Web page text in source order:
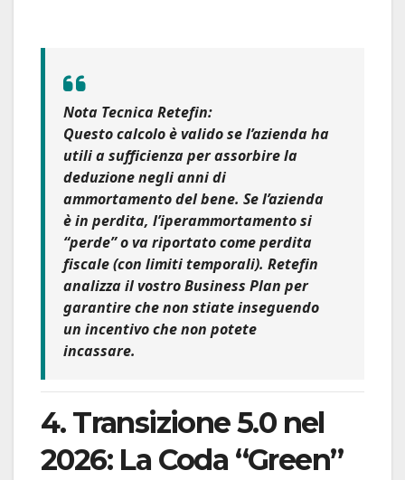
Nota Tecnica Retefin:
Questo calcolo è valido se l’azienda ha
utili a sufficienza per assorbire la
deduzione negli anni di
ammortamento del bene. Se l’azienda
è in perdita, l’iperammortamento si
“perde” o va riportato come perdita
fiscale (con limiti temporali). Retefin
analizza il vostro Business Plan per
garantire che non stiate inseguendo
un incentivo che non potete
incassare.
4. Transizione 5.0 nel
2026: La Coda “Green”